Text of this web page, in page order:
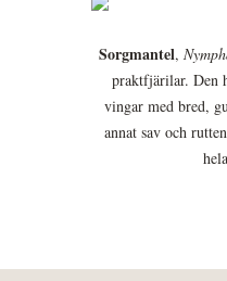
Sorgmantel,
praktfjärilar. Den
vingar med bred,
annat sav och